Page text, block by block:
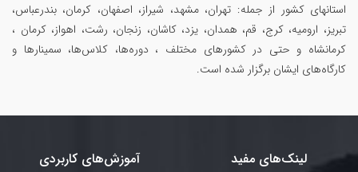
استانهای کشور از جمله: تهران، مشهد، شیراز، اصفهان، کرمان، بندرعباس،
تبریز، ارومیه، کرج، قم، همدان، یزد، کاشان، زنجان، رشت، اهواز، کرمان ،
کرمانشاه و حتی در کشورهای مختلف ، دوره‌ها، کلاس‌ها، سمینار‌ها و
کارگاه‌های ایشان برگزار شده است.
لینک‌های مفید آموزش‌های کاربردی